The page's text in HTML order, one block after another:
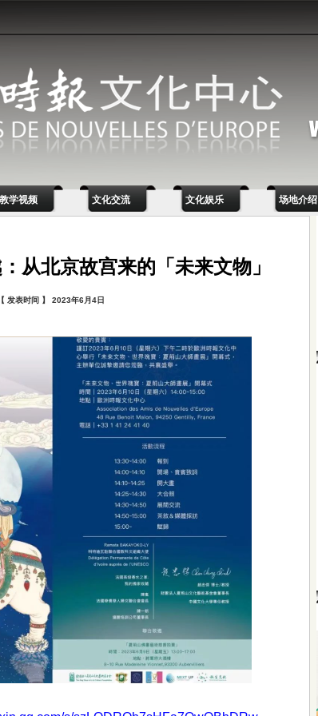
教学视频 文化交流 文化娱乐 场地介绍
从北京故宫来的「未来文物」
【 发表时间 】 2023年6月4日